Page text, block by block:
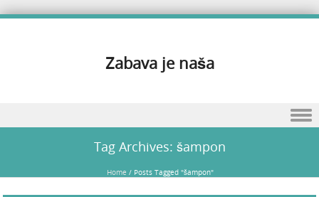
Zabava je naša
Tag Archives: šampon
Home / Posts Tagged "šampon"